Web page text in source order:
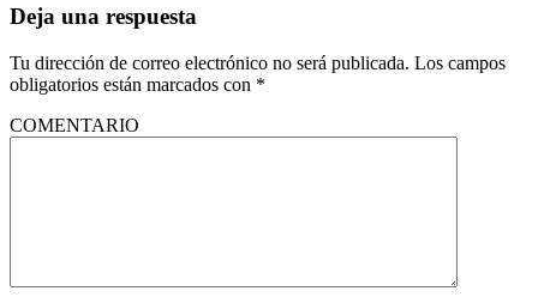
Deja una respuesta
Tu dirección de correo electrónico no será publicada. Los campos
obligatorios están marcados con *
COMENTARIO